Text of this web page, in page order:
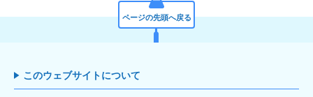
ページの先頭へ戻る
このウェブサイトについて